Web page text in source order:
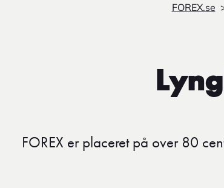
FOREX.se
FOREX er placeret på over 80